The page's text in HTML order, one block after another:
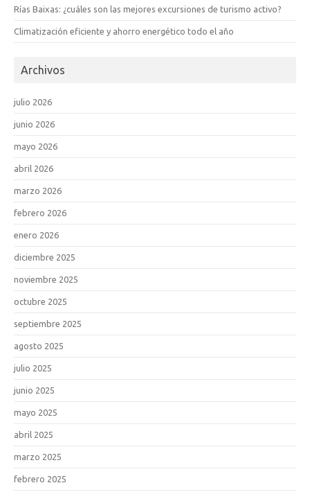
Rías Baixas: ¿cuáles son las mejores excursiones de turismo activo?
Climatización eficiente y ahorro energético todo el año
Archivos
julio 2026
junio 2026
mayo 2026
abril 2026
marzo 2026
febrero 2026
enero 2026
diciembre 2025
noviembre 2025
octubre 2025
septiembre 2025
agosto 2025
julio 2025
junio 2025
mayo 2025
abril 2025
marzo 2025
febrero 2025